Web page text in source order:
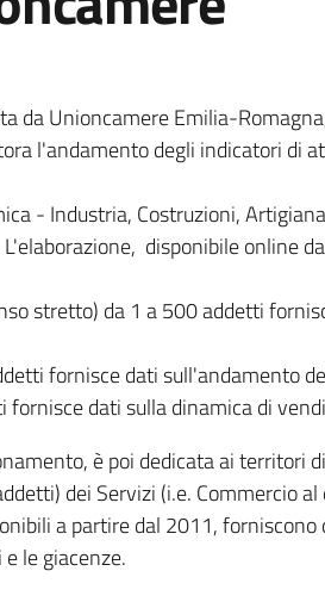
da Unioncamere Emilia-
l'andamento degli indicatori di
- Industria, Costruzioni,
disponibile online
stretto) da 1 a 500 addetti
fornisce dati sull'andamento
dati sulla dinamica di
è poi dedicata ai territori
dei Servizi (i.e. Commercio al
a partire dal 2011,
le giacenze.